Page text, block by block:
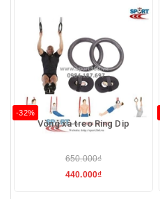
-32%
Vòng xà treo Ring Dip
650.000₫
440.000₫